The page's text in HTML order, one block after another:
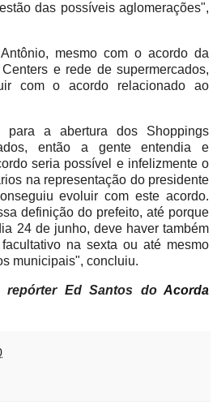
das possíveis aglomerações",
mesmo com o acordo da
e rede de supermercados,
com o acordo relacionado ao
a abertura dos Shoppings
então a gente entendia e
seria possível e infelizmente o
na representação do presidente
evoluir com este acordo.
definição do prefeito, até porque
24 de junho, deve haver também
na sexta ou até mesmo
municipais", concluiu.
repórter Ed Santos do Acorda